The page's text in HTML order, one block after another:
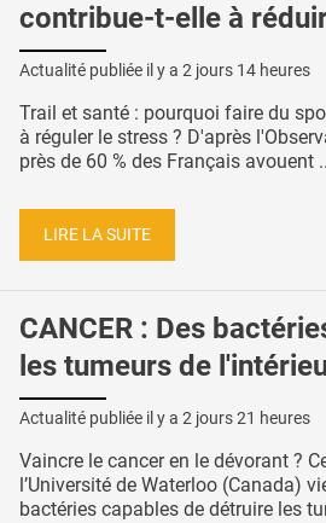
contribue-t-elle à
Actualité publiée il y a 2 jours 14 heures
Trail et santé : pourquoi faire du
à réguler le stress ? D'après
près de 60 % des Français avouent
LIRE LA SUITE
CANCER : Des
les tumeurs de
Actualité publiée il y a 2 jours 21 heures
Vaincre le cancer en le dévorant ?
l’Université de Waterloo (Canada)
bactéries capables de détruire les